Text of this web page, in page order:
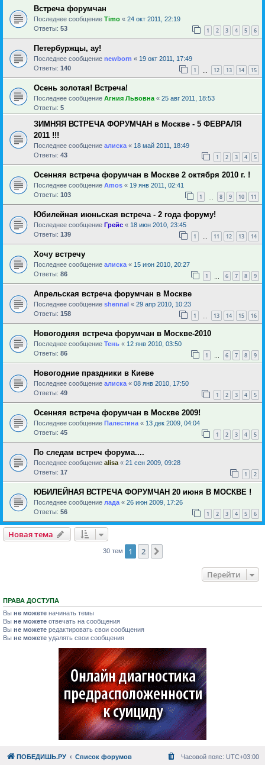
Встреча форумчан
Последнее сообщение Timo « 24 окт 2011, 22:19
Ответы: 53 1 2 3 4 5 6
Петербуржцы, ау!
Последнее сообщение newborn « 19 окт 2011, 17:49
Ответы: 140 1 12 13 14 15
Осень золотая! Встреча!
Последнее сообщение Агния Львовна « 25 авг 2011, 18:53
Ответы: 5
ЗИМНЯЯ ВСТРЕЧА ФОРУМЧАН в Москве - 5 ФЕВРАЛЯ
2011 !!!
Последнее сообщение алиска « 18 май 2011, 18:49
Ответы: 43 1 2 3 4 5
Осенняя встреча форумчан в Москве 2 октября 2010 г. !
Последнее сообщение Amos « 19 янв 2011, 02:41
Ответы: 103 1 8 9 10 11
Юбилейная июньская встреча - 2 года форуму!
Последнее сообщение Грейс « 18 июн 2010, 23:45
Ответы: 139 1 11 12 13 14
Хочу встречу
Последнее сообщение алиска « 15 июн 2010, 20:27
Ответы: 86 1 6 7 8 9
Апрельская встреча форумчан в Москве
Последнее сообщение shennal « 29 апр 2010, 10:23
Ответы: 158 1 13 14 15 16
Новогодняя встреча форумчан в Москве-2010
Последнее сообщение Тень « 12 янв 2010, 03:50
Ответы: 86 1 6 7 8 9
Новогодние праздники в Киеве
Последнее сообщение алиска « 08 янв 2010, 17:50
Ответы: 49 1 2 3 4 5
Осенняя встреча форумчан в Москве 2009!
Последнее сообщение Палестина « 13 дек 2009, 04:04
Ответы: 45 1 2 3 4 5
По следам встреч форума....
Последнее сообщение alisa « 21 сен 2009, 09:28
Ответы: 17 1 2
ЮБИЛЕЙНАЯ ВСТРЕЧА ФОРУМЧАН 20 июня В МОСКВЕ !
Последнее сообщение лада « 26 июн 2009, 17:26
Ответы: 56 1 2 3 4 5 6
Новая тема
30 тем 1 2
Перейти
ПРАВА ДОСТУПА
Вы не можете начинать темы
Вы не можете отвечать на сообщения
Вы не можете редактировать свои сообщения
Вы не можете удалять свои сообщения
ПОБЕДИШЬ.РУ Список форумов Часовой пояс: UTC+03:00